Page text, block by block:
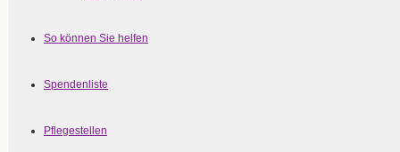
So können Sie helfen
Spendenliste
Pflegestellen